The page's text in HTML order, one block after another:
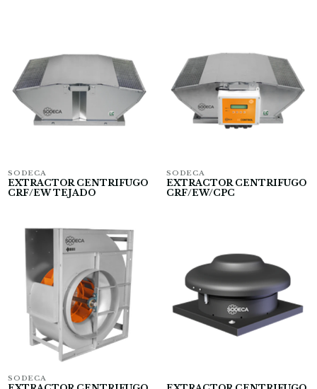
SODECA
EXTRACTOR CENTRIFUGO
CRF/EW TEJADO
SODECA
EXTRACTOR CENTRIFUGO
CRF/EW/CPC
SODECA